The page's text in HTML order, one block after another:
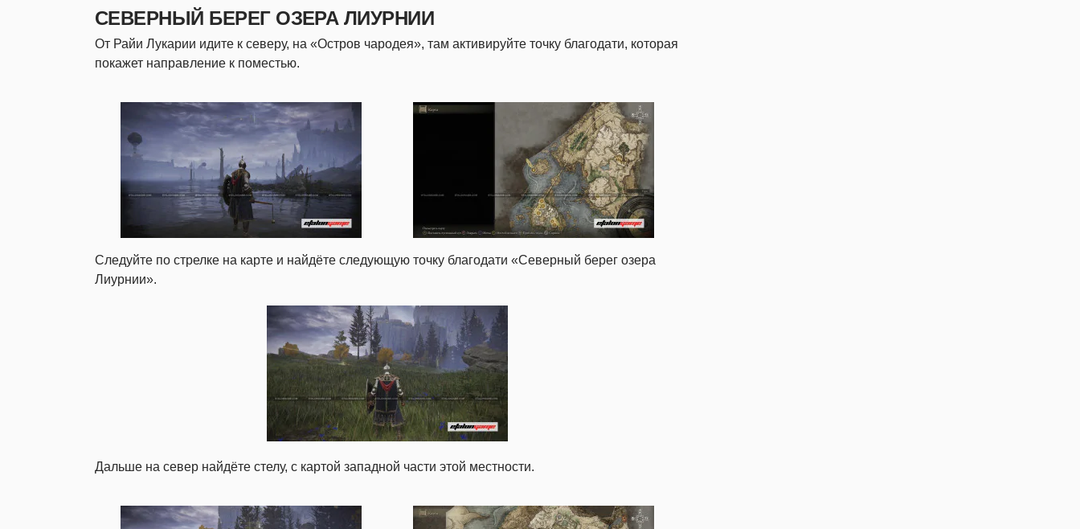
СЕВЕРНЫЙ БЕРЕГ ОЗЕРА ЛИУРНИИ
От Райи Лукарии идите к северу, на «Остров чародея», там активируйте точку благодати, которая
покажет направление к поместью.
Следуйте по стрелке на карте и найдёте следующую точку благодати «Северный берег озера
Лиурнии».
Дальше на север найдёте стелу, с картой западной части этой местности.